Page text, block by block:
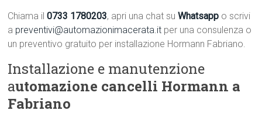
Chiama il0733 1780203, apri una chat suWhatsapp o scrivi
a preventivi@automazionimacerata.it per una consulenza o
un preventivo gratuito per installazione Hormann Fabriano.
Installazione e manutenzione
automazione cancelli Hormann a
Fabriano